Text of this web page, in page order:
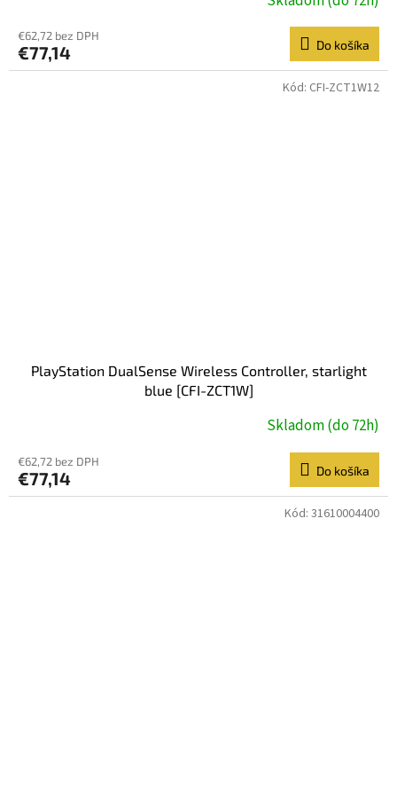
€62,72 bez DPH
€77,14 Do košíka
PlayStation DualSense Wireless Controller, starlight
blue [CFI-ZCT1W]
Skladom (do 72h)
€62,72 bez DPH
€77,14 Do košíka
Kód: CFI-ZCT1W12
Kód: 31610004400